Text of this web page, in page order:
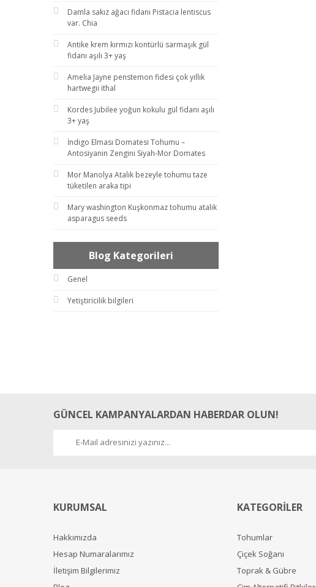
Damla sakız ağacı fidanı Pistacia lentiscus
var. Chia
Antike krem kırmızı kontürlü sarmaşık gül
fidanı aşılı 3+ yaş
Amelia Jayne penstemon fidesi çok yıllık
hartwegii ithal
Kordes Jubilee yoğun kokulu gül fidanı aşılı
3+ yaş
İndigo Elması Domatesi Tohumu –
Antosiyanin Zengini Siyah-Mor Domates
Mor Manolya Atalık bezeyle tohumu taze
tüketilen araka tipi
Mary washington Kuşkonmaz tohumu atalık
asparagus seeds
Blog Kategorileri
Genel
Yetiştiricilik bilgileri
GÜNCEL KAMPANYALARDAN HABERDAR OLUN!
KURUMSAL
Hakkımızda
Hesap Numaralarımız
İletişim Bilgilerimiz
KATEGORİLER
Tohumlar
Çiçek Soğanı
Toprak & Gübre